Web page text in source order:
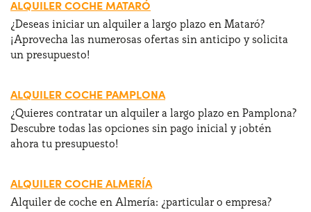
ELIGE UN PAÍS
¿Necesitas ayuda?
ALQUILER COCHE MATARÓ
¿Deseas iniciar un alquiler a largo plazo en Mataró?
¡Aprovecha las numerosas ofertas sin anticipo y solicita
un presupuesto!
ALQUILER COCHE PAMPLONA
¿Quieres contratar un alquiler a largo plazo en Pamplona?
Descubre todas las opciones sin pago inicial y ¡obtén
ahora tu presupuesto!
ALQUILER COCHE ALMERÍA
Alquiler de coche en Almería: ¿particular o empresa?